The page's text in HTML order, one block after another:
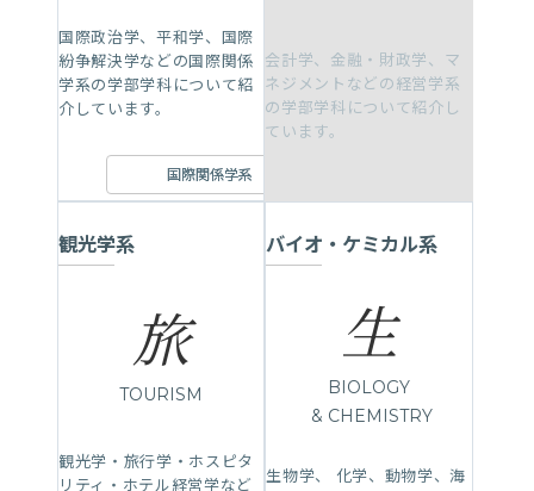
国際政治学、平和学、国際
紛争解決学などの国際関係
学系の学部学科について紹
介しています。
国際関係学系
会計学、金融・財政学、マ
ネジメントなどの経営学系
の学部学科について紹介し
ています。
観光学系
旅
TOURISM
観光学・旅行学・ホスピタ
リティ・ホテル経営学など
バイオ・ケミカル系
生
BIOLOGY
& CHEMISTRY
生物学、 化学、動物学、海